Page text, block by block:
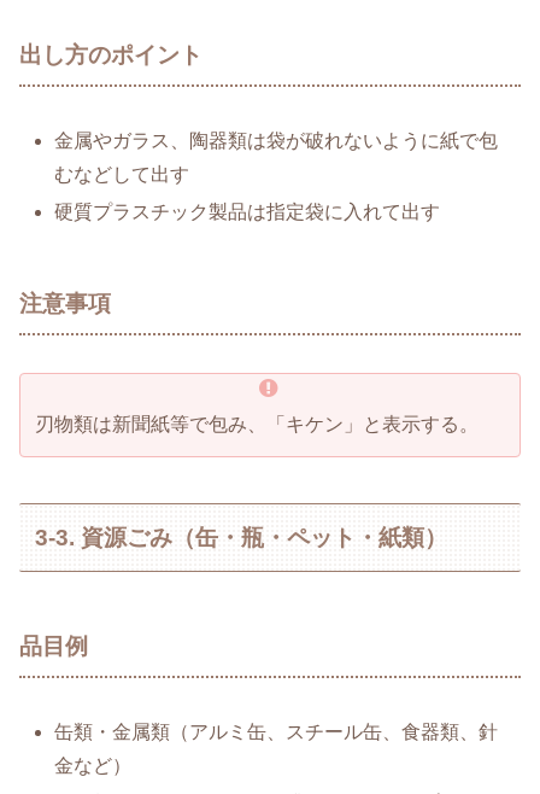
出し方のポイント
金属やガラス、陶器類は袋が破れないように紙で包
むなどして出す
硬質プラスチック製品は指定袋に入れて出す
注意事項
刃物類は新聞紙等で包み、「キケン」と表示する。
3-3. 資源ごみ（缶・瓶・ペット・紙類）
品目例
缶類・金属類（アルミ缶、スチール缶、食器類、針
金など）